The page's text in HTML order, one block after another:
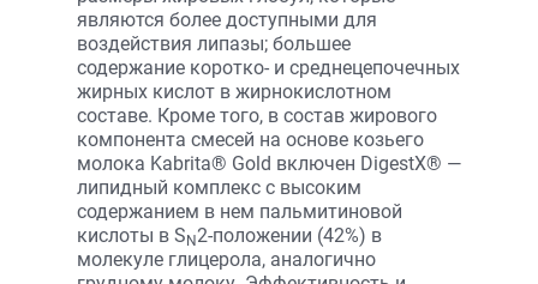
являются более доступными для
воздействия липазы; большее
содержание коротко- и среднецепочечных
жирных кислот в жирнокислотном
составе. Кроме того, в состав жирового
компонента смесей на основе козьего
молока Kabrita® Gold включен DigestX® —
липидный комплекс с высоким
содержанием в нем пальмитиновой
кислоты в S N 2-положении (42%) в
молекуле глицерола, аналогично